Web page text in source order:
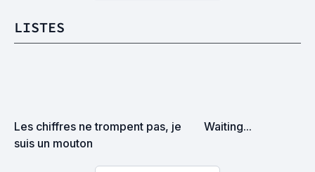
LISTES
Les chiffres ne trompent pas, je
suis un mouton
Waiting...